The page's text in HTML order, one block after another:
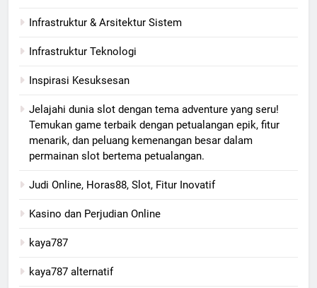
Infrastruktur & Arsitektur Sistem
Infrastruktur Teknologi
Inspirasi Kesuksesan
Jelajahi dunia slot dengan tema adventure yang seru!
Temukan game terbaik dengan petualangan epik, fitur
menarik, dan peluang kemenangan besar dalam
permainan slot bertema petualangan.
Judi Online, Horas88, Slot, Fitur Inovatif
Kasino dan Perjudian Online
kaya787
kaya787 alternatif